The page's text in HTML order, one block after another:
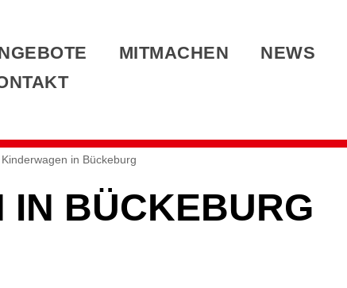
MITMACHEN NEWS
in Bückeburg
IN BÜCKEBURG